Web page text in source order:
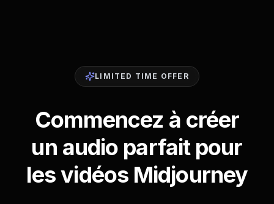
LIMITED TIME OFFER
Commencez à créer
un audio parfait pour
les vidéos Midjourney